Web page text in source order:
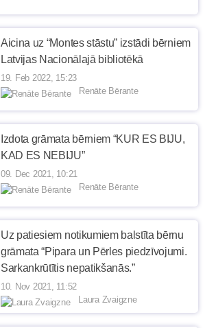
Aicina uz “Montes stāstu” izstādi bērniem
Latvijas Nacionālajā bibliotēkā
19. Feb 2022, 15:23
Renāte Bērante
Izdota grāmata bērniem “KUR ES BIJU,
KAD ES NEBIJU”
09. Dec 2021, 10:21
Renāte Bērante
Uz patiesiem notikumiem balstīta bērnu
grāmata “Pipara un Pērles piedzīvojumi.
Sarkankrūtītis nepatikšanās.”
10. Nov 2021, 11:52
Laura Zvaigzne